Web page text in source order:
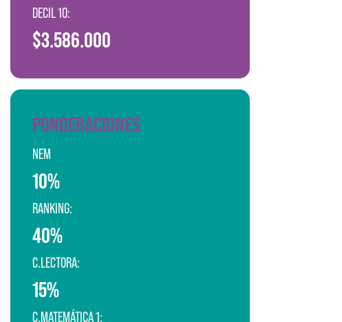
DECIL 10:
$3.586.000
PONDERACIONES
NEM
10%
RANKING:
40%
C.LECTORA:
15%
C.MATEMÁTICA 1: